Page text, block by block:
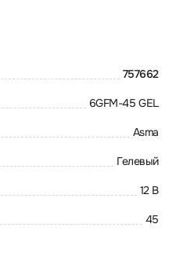
757662
6GFM-45 GEL
Asma
Гелевый
12 В
45